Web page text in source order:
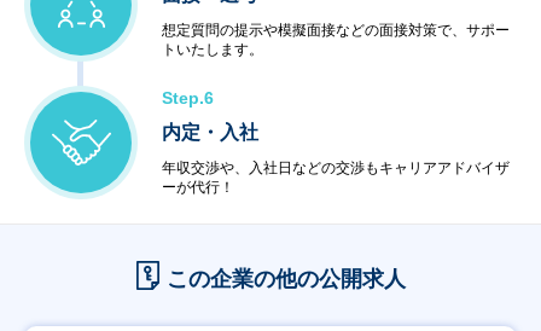
想定質問の提示や模擬面接などの面接対策で、サポー
トいたします。
Step.6
内定・入社
年収交渉や、入社日などの交渉もキャリアアドバイザ
ーが代行！
この企業の他の公開求人